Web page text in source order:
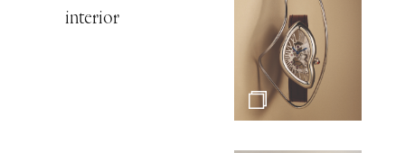
interior